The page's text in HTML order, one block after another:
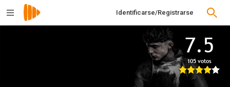
Identificarse/Registrarse
7.5
105 votos